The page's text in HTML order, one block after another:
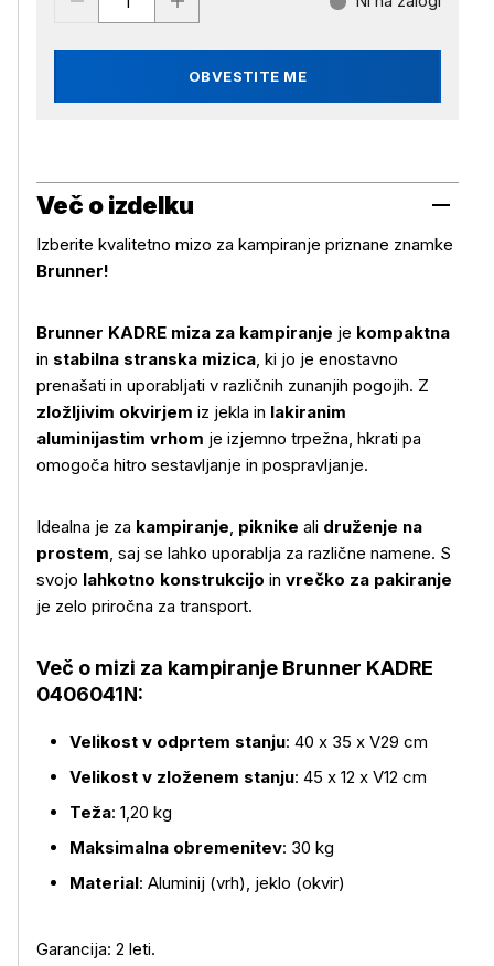
OBVESTITE ME
Več o izdelku
Več o izdelku
Izberite kvalitetno mizo za kampiranje priznane znamke
Brunner!
Brunner KADRE miza za kampiranje je kompaktna
in stabilna stranska mizica, ki jo je enostavno
prenašati in uporabljati v različnih zunanjih pogojih. Z
zložljivim okvirjem iz jekla in lakiranim
aluminijastim vrhom je izjemno trpežna, hkrati pa
omogoča hitro sestavljanje in pospravljanje.
Idealna je za kampiranje, piknike ali druženje na
prostem, saj se lahko uporablja za različne namene. S
svojo lahkotno konstrukcijo in vrečko za pakiranje
je zelo priročna za transport.
Več o mizi za kampiranje Brunner KADRE
0406041N:
Velikost v odprtem stanju: 40 x 35 x V29 cm
Velikost v zloženem stanju: 45 x 12 x V12 cm
Teža: 1,20 kg
Maksimalna obremenitev: 30 kg
Material: Aluminij (vrh), jeklo (okvir)
Garancija: 2 leti.